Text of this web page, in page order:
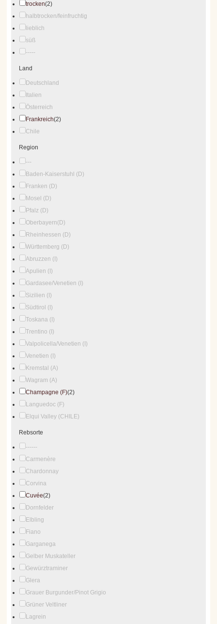
trocken(2)
halbtrocken/feinfruchtig
lieblich
süß
-----
Land
Deutschland
Italien
Österreich
Frankreich(2)
Chile
Region
---
Baden-Kaiserstuhl (D)
Franken (D)
Mosel (D)
Pfalz (D)
Oberbayern(D)
Rheinhessen (D)
Württemberg (D)
Abruzzen (I)
Apulien (I)
Gardasee/Venetien (I)
Sizilien (I)
Südtirol (I)
Toskana (I)
Trentino (I)
Valpolicella/Venetien (I)
Venetien (I)
Kremstal (A)
Wagram (A)
Champagne (F)(2)
Languedoc (F)
Elqui Valley (CHILE)
Rebsorte
------
Carmenère
Chardonnay
Corvina
Cuvée(2)
Dornfelder
Elbling
Fiano
Garganega
Gelber Muskateller
Gewürztraminer
Glera
Grauer Burgunder/Pinot Grigio
Grüner Veltliner
Lagrein